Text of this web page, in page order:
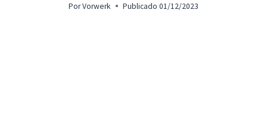
PorVorwerk Publicado 01/12/2023